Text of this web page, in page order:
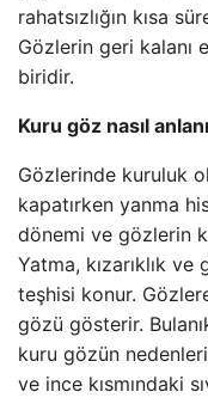
rahatsızlığın kısa
Gözlerin geri kalanı
biridir.
Kuru göz nasıl
Gözlerinde kuruluk
kapatırken yanma
dönemi ve gözlerin
Yatma, kızarıklık
teşhisi konur.
gözü gösterir.
kuru gözün
ve ince kısmındaki